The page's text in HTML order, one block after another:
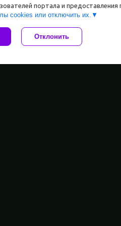
портала и
cookies или отключить их.
Отклонить